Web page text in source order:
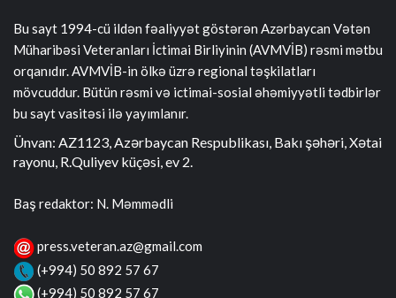
Bu sayt 1994-cü ildən fəaliyyət göstərən Azərbaycan Vətən
Müharibəsi Veteranları İctimai Birliyinin (AVMVİB) rəsmi mətbu
orqanıdır. AVMVİB-in ölkə üzrə regional təşkilatları
mövcuddur. Bütün rəsmi və ictimai-sosial əhəmiyyətli tədbirlər
bu sayt vasitəsi ilə yayımlanır.
Ünvan: AZ1123, Azərbaycan Respublikası, Bakı şəhəri, Xətai
rayonu, R.Quliyev küçəsi, ev 2.
Baş redaktor: N. Məmmədli
press.veteran.az@gmail.com
(+994) 50 892 57 67
(+994) 50 892 57 67